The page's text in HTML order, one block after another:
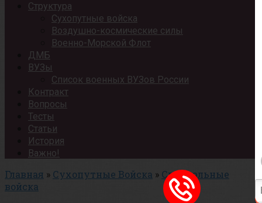
Структура
Сухопутные войска
Воздушно-космические силы
Военно-Морской Флот
ДМБ
ВУЗы
Список военных ВУЗов России
Контракт
Вопросы
Тесты
Статьи
История
Важно!
Главная » Сухопутные Войска » Специальные
войска